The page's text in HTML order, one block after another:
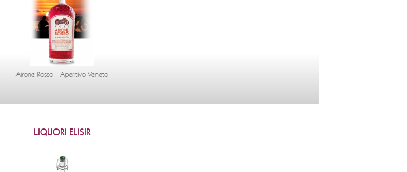
Airone Rosso - Aperitivo Veneto
LIQUORI ELISIR